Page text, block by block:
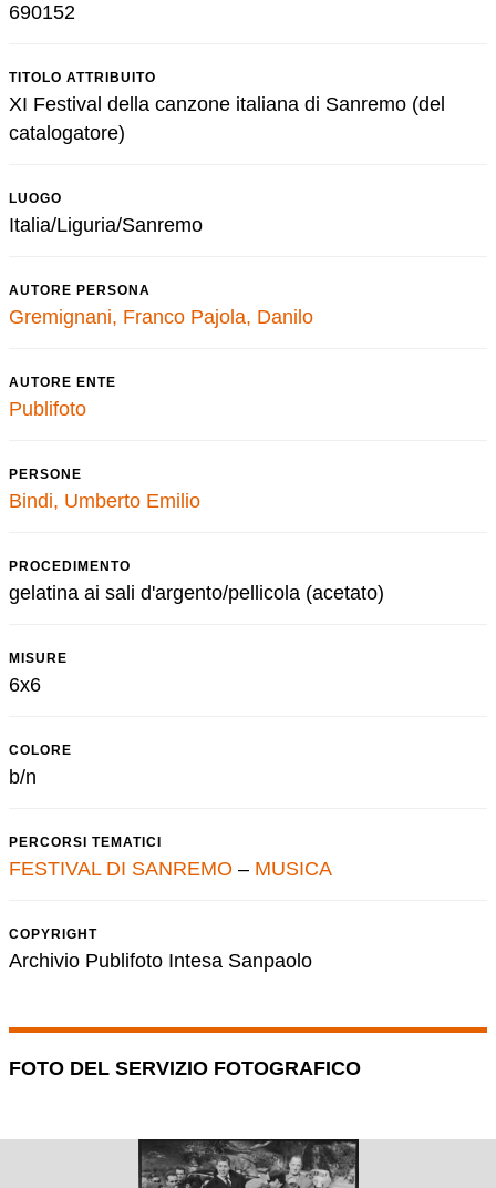
690152
TITOLO ATTRIBUITO
XI Festival della canzone italiana di Sanremo (del
catalogatore)
LUOGO
Italia/Liguria/Sanremo
AUTORE PERSONA
Gremignani, Franco Pajola, Danilo
AUTORE ENTE
Publifoto
PERSONE
Bindi, Umberto Emilio
PROCEDIMENTO
gelatina ai sali d'argento/pellicola (acetato)
MISURE
6x6
COLORE
b/n
PERCORSI TEMATICI
FESTIVAL DI SANREMO – MUSICA
COPYRIGHT
Archivio Publifoto Intesa Sanpaolo
FOTO DEL SERVIZIO FOTOGRAFICO